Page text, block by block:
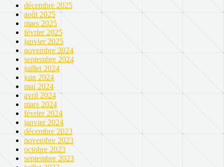
décembre 2025
août 2025
mars 2025
février 2025
janvier 2025
novembre 2024
septembre 2024
juillet 2024
juin 2024
mai 2024
avril 2024
mars 2024
février 2024
janvier 2024
décembre 2023
novembre 2023
octobre 2023
septembre 2023